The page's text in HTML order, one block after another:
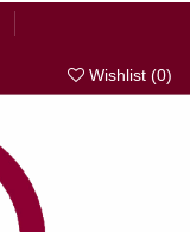
Wishlist (0)